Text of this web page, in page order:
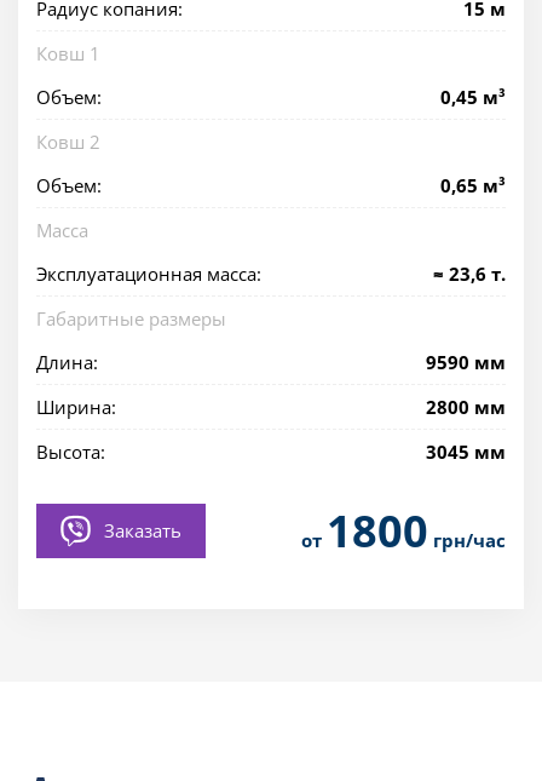
Радиус копания:
15 м
Ковш 1
Объем:
0,45 м³
Ковш 2
Объем:
0,65 м³
Масса
Эксплуатационная масса:
≈ 23,6 т.
Габаритные размеры
Длина:
9590 мм
Ширина:
2800 мм
Высота:
3045 мм
Заказать от 1800 грн/час